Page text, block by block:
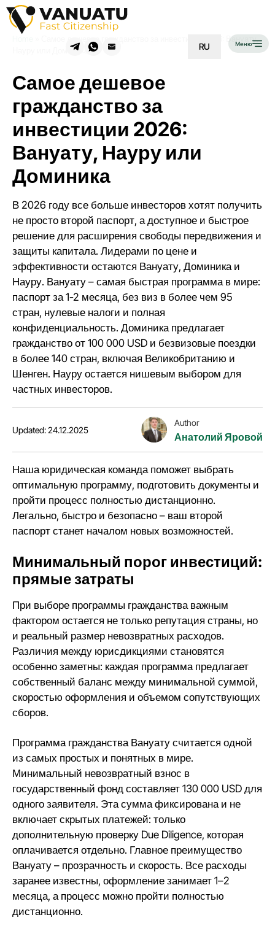
RU Меню
Самое дешевое гражданство за инвестиции 2026: Вануату,
Науру или Доминика
Самое дешевое
гражданство за
инвестиции 2026:
Вануату, Науру или
Доминика
В 2026 году все больше инвесторов хотят получить
не просто второй паспорт, а доступное и быстрое
решение для расширения свободы передвижения и
защиты капитала. Лидерами по цене и
эффективности остаются Вануату, Доминика и
Науру. Вануату – самая быстрая программа в мире:
паспорт за 1-2 месяца, без виз в более чем 95
стран, нулевые налоги и полная
конфиденциальность. Доминика предлагает
гражданство от 100 000 USD и безвизовые поездки
в более 140 стран, включая Великобританию и
Шенген. Науру остается нишевым выбором для
частных инвесторов.
Updated: 24.12.2025
Author
Анатолий Яровой
Наша юридическая командапоможет выбрать
оптимальную программу, подготовить документы и
пройти процесс полностью дистанционно.
Легально, быстро и безопасно – ваш второй
паспорт станет началом новых возможностей.
Минимальный порог инвестиций:
прямые затраты
При выборе программы гражданстваважным
фактором остается не только репутация страны, но
и реальный размер невозвратных расходов.
Различия между юрисдикциями становятся
особенно заметны: каждая программа предлагает
собственный баланс между минимальной суммой,
скоростью оформления и объемом сопутствующих
сборов.
Программа гражданства Вануату считается одной
из самых простых и понятных в мире.
Минимальный невозвратный взнос в
государственный фонд составляет 130 000 USD для
одного заявителя. Эта сумма фиксирована и не
включает скрытых платежей: только
дополнительную проверку Due Diligence, которая
оплачивается отдельно. Главное преимущество
Вануату – прозрачность и скорость. Все расходы
заранее известны, оформление занимает 1–2
месяца, а процесс можно пройти полностью
дистанционно.